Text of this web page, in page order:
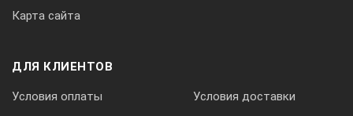
Карта сайта
ДЛЯ КЛИЕНТОВ
Условия оплаты Условия доставки